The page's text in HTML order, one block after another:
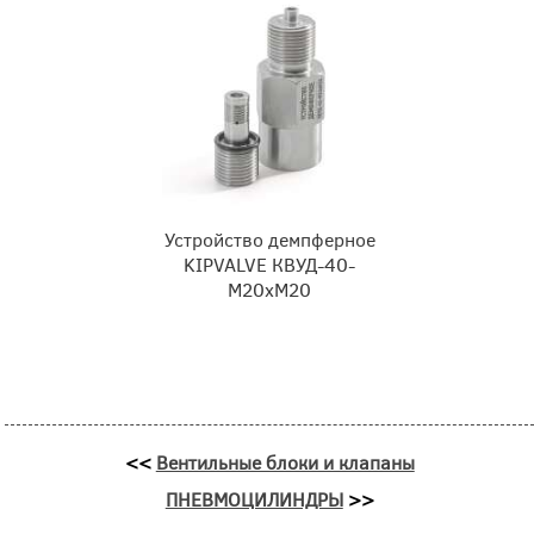
Устройство демпферное
KIPVALVE КВУД-40-
М20хМ20
<< Вентильные блоки и клапаны
ПНЕВМОЦИЛИНДРЫ>>